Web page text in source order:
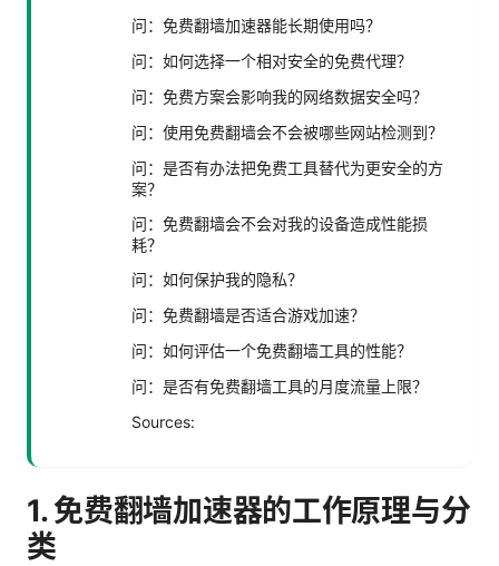
问：免费翻墙加速器能长期使用吗？
问：如何选择一个相对安全的免费代理？
问：免费方案会影响我的网络数据安全吗？
问：使用免费翻墙会不会被哪些网站检测到？
问：是否有办法把免费工具替代为更安全的方
案？
问：免费翻墙会不会对我的设备造成性能损
耗？
问：如何保护我的隐私？
问：免费翻墙是否适合游戏加速？
问：如何评估一个免费翻墙工具的性能？
问：是否有免费翻墙工具的月度流量上限？
Sources:
1. 免费翻墙加速器的工作原理与分
类